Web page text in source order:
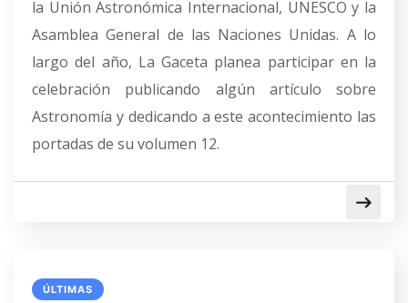
la Unión Astronómica Internacional, UNESCO y la
Asamblea General de las Naciones Unidas. A lo
largo del año, La Gaceta planea participar en la
celebración publicando algún artículo sobre
Astronomía y dedicando a este acontecimiento las
portadas de su volumen 12.
ÚLTIMAS